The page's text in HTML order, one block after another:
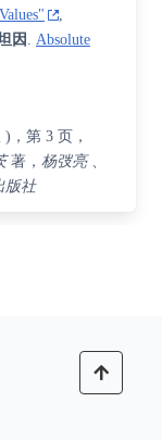
,
因 . Absolute
，第 3 页，
著， 杨弢亮、
版社